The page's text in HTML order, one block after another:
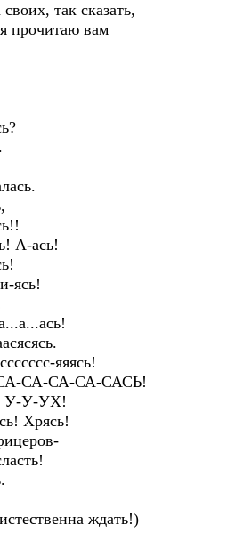
так сказать,
прочитаю вам
А-ась!
ясь!
яяясь!
СА-СА-СА-САСЬ!
У-УХ!
Хрясь!
ждать!)